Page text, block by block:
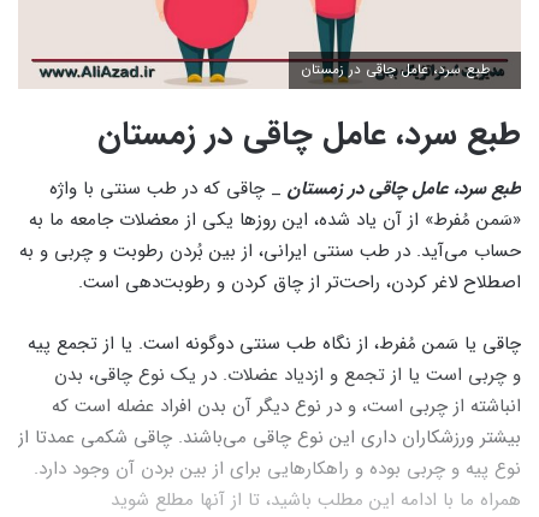
طبع سرد، عامل چاقی در زمستان
طبع سرد، عامل چاقی در زمستان
طبع سرد، عامل چاقی در زمستان _ چاقی که در طب سنتی با واژه
«سَمن مُفرط» از آن یاد شده، این روزها یکی از معضلات جامعه ما به
حساب می‌آید. در طب سنتی ایرانی، از بین بُردن رطوبت و چربی و به
اصطلاح لاغر کردن، راحت‌تر از چاق کردن و رطوبت‌دهی است.
چاقی یا سَمن مُفرط، از نگاه طب سنتی دوگونه است. یا از تجمع پیه
و چربی است یا از تجمع و ازدیاد عضلات. در یک نوع چاقی، بدن
انباشته از چربی است، و در نوع دیگر آن بدن افراد عضله است که
بیشتر ورزشکاران داری این نوع چاقی می‌باشند. چاقی شکمی عمدتا از
نوع پیه و چربی بوده و راهکارهایی برای از بین بردن آن وجود دارد.
همراه ما با ادامه این مطلب باشید، تا از آنها مطلع شوید